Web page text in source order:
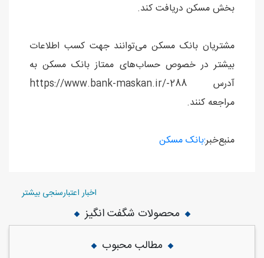
بخش مسکن دریافت کند.
مشتریان بانک مسکن می‌توانند جهت کسب اطلاعات
بیشتر در خصوص حساب‌های ممتاز بانک مسکن به
آدرس https://www.bank-maskan.ir/-288
مراجعه کنند.
منبع‌خبر:بانک مسکن
اخبار اعتبارسنجی بیشتر
محصولات شگفت انگیز
مطالب محبوب